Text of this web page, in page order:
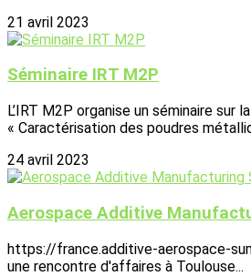
21 avril 2023
Séminaire IRT M2P
L’IRT M2P organise un séminaire sur
« Caractérisation des poudres
24 avril 2023
Aerospace Additive
https://france.additive-aerospace-
une rencontre d'affaires à Toulouse...